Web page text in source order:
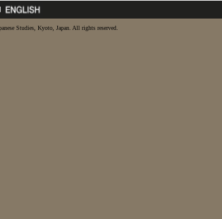
Studies, Kyoto, Japan. All rights reserved.